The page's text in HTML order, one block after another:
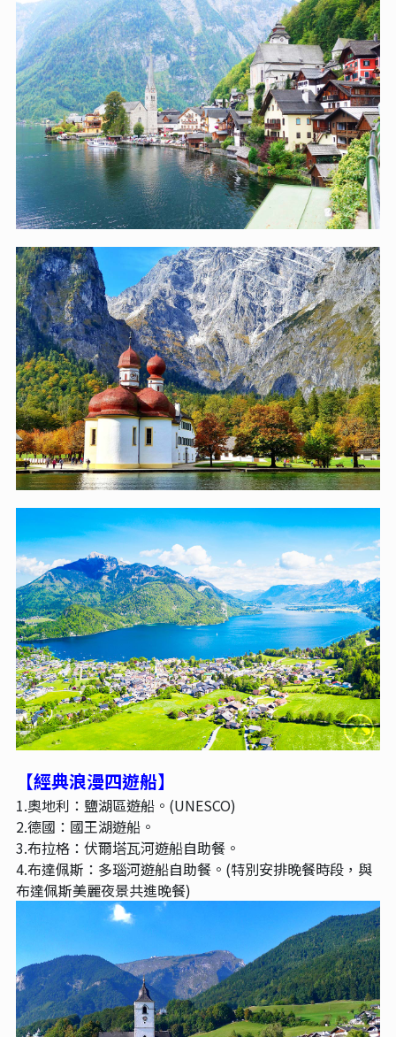
【經典浪漫四遊船】
1.奧地利：鹽湖區遊船。(UNESCO)
2.德國：國王湖遊船。
3.布拉格：伏爾塔瓦河遊船自助餐。
4.布達佩斯：多瑙河遊船自助餐。(特別安排晚餐時段，與
布達佩斯美麗夜景共進晚餐)